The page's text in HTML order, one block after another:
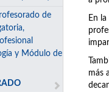
de
y Módulo de
En
más